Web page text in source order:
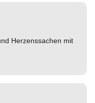
Herzenssachen mit